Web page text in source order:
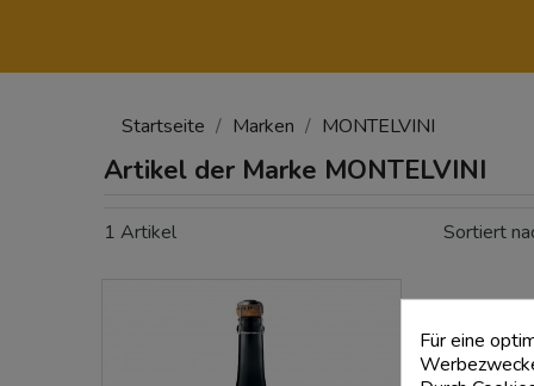
Startseite Marken MONTELVINI
Artikel der Marke MONTELVINI
1 Artikel Sortiert
Für eine